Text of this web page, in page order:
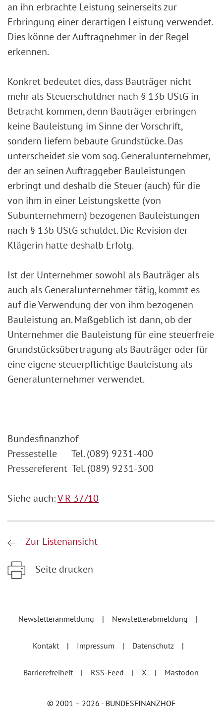
an ihn erbrachte Leistung seinerseits zur
Erbringung einer derartigen Leistung verwendet.
Dies könne der Auftragnehmer in der Regel
erkennen.
Konkret bedeutet dies, dass Bauträger nicht
mehr als Steuerschuldner nach § 13b UStG in
Betracht kommen, denn Bauträger erbringen
keine Bauleistung im Sinne der Vorschrift,
sondern liefern bebaute Grundstücke. Das
unterscheidet sie vom sog. Generalunternehmer,
der an seinen Auftraggeber Bauleistungen
erbringt und deshalb die Steuer (auch) für die
von ihm in einer Leistungskette (von
Subunternehmern) bezogenen Bauleistungen
nach § 13b UStG schuldet. Die Revision der
Klägerin hatte deshalb Erfolg.
Ist der Unternehmer sowohl als Bauträger als
auch als Generalunternehmer tätig, kommt es
auf die Verwendung der von ihm bezogenen
Bauleistung an. Maßgeblich ist dann, ob der
Unternehmer die Bauleistung für eine steuerfreie
Grundstücksübertragung als Bauträger oder für
eine eigene steuerpflichtige Bauleistung als
Generalunternehmer verwendet.
Bundesfinanzhof
Pressestelle Tel. (089) 9231-400
Pressereferent Tel. (089) 9231-300
Siehe auch:V R 37/10
Zur Listenansicht
Seite drucken
Newsletteranmeldung
Newsletterabmeldung
Kontakt Impressum Datenschutz
Barrierefreiheit RSS-Feed X Mastodon
© 2001 – 2026 - BUNDESFINANZHOF